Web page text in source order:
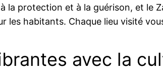
à la protection et à la guérison, et
les habitants. Chaque lieu visité
avec la